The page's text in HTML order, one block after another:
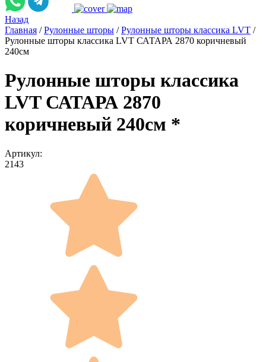
Назад
Главная / Рулонные шторы / Рулонные шторы классика LVT /
Рулонные шторы классика LVT САТАРА 2870 коричневый
240см
Рулонные шторы классика
LVT САТАРА 2870
коричневый 240см *
Артикул:
2143